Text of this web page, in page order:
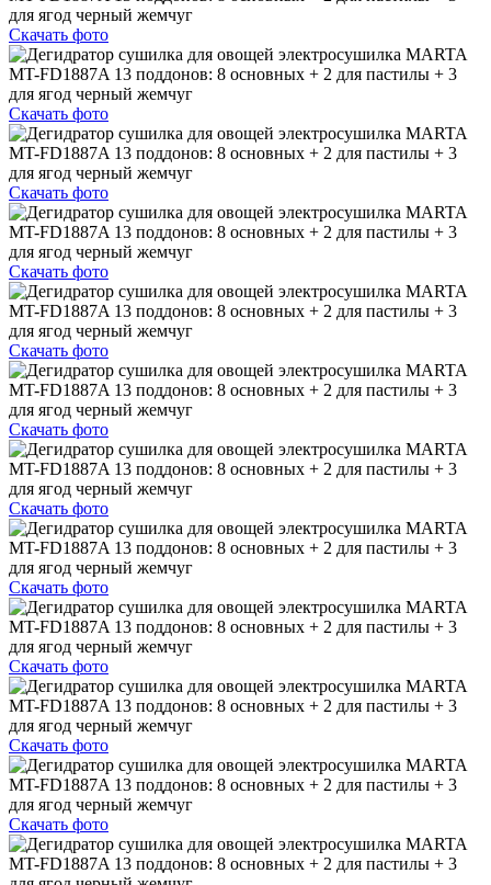
Скачать фото
Скачать фото
Скачать фото
Скачать фото
Скачать фото
Скачать фото
Скачать фото
Скачать фото
Скачать фото
Скачать фото
Скачать фото